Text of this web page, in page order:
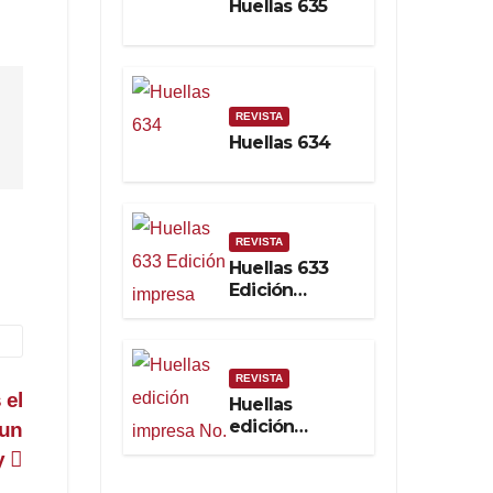
Real
Huellas 635
REVISTA
Huellas 634
REVISTA
Huellas 633
Edición
REVISTA
Huellas
edición